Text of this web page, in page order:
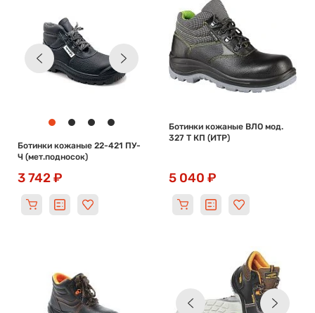
Ботинки кожаные 22-421 ПУ-
Ч (мет.подносок)
3 742 ₽
Ботинки кожаные ВЛО мод.
327 Т КП (ИТР)
5 040 ₽